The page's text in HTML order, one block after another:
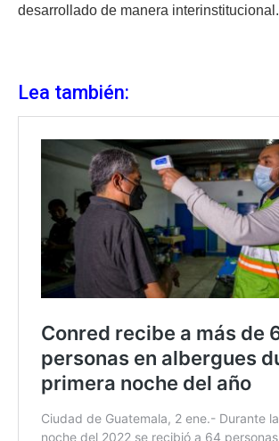
desarrollado de manera interinstitucional.
Lea también: